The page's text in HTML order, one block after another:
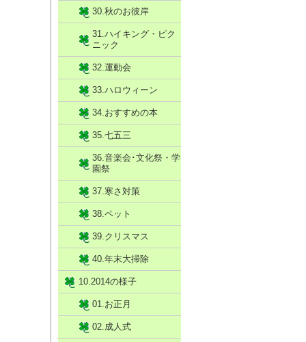
30.秋のお彼岸
31.ハイキング・ピク
ニック
32.運動会
33.ハロウィーン
34.おすすめの本
35.七五三
36.音楽会･文化祭・学
園祭
37.寒さ対策
38.ペット
39.クリスマス
40.年末大掃除
10.2014の様子
01.お正月
02.成人式